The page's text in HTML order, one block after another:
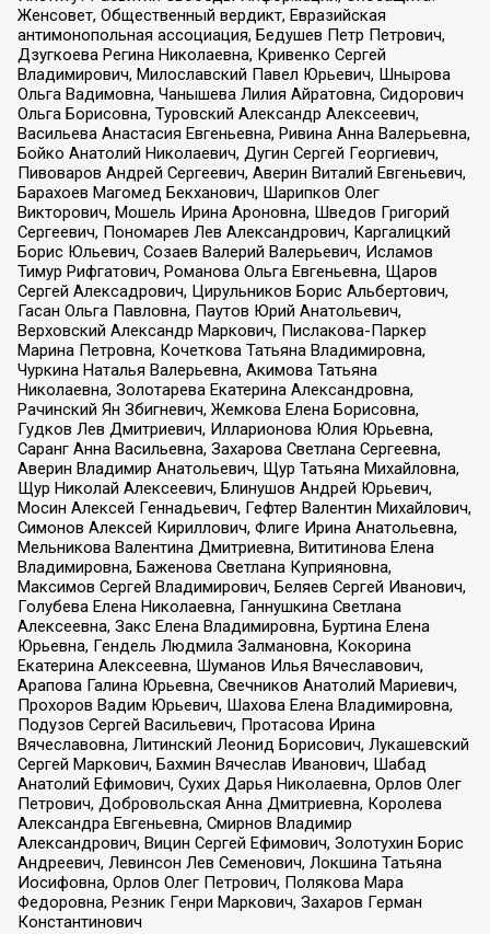
Женсовет, Общественный вердикт, Евразийская
антимонопольная ассоциация, Бедушев Петр Петрович,
Дзугкоева Регина Николаевна, Кривенко Сергей
Владимирович, Милославский Павел Юрьевич, Шнырова
Ольга Вадимовна, Чанышева Лилия Айратовна, Сидорович
Ольга Борисовна, Туровский Александр Алексеевич,
Васильева Анастасия Евгеньевна, Ривина Анна Валерьевна,
Бойко Анатолий Николаевич, Дугин Сергей Георгиевич,
Пивоваров Андрей Сергеевич, Аверин Виталий Евгеньевич,
Барахоев Магомед Бекханович, Шарипков Олег
Викторович, Мошель Ирина Ароновна, Шведов Григорий
Сергеевич, Пономарев Лев Александрович, Каргалицкий
Борис Юльевич, Созаев Валерий Валерьевич, Исламов
Тимур Рифгатович, Романова Ольга Евгеньевна, Щаров
Сергей Алексадрович, Цирульников Борис Альбертович,
Гасан Ольга Павловна, Паутов Юрий Анатольевич,
Верховский Александр Маркович, Пислакова-Паркер
Марина Петровна, Кочеткова Татьяна Владимировна,
Чуркина Наталья Валерьевна, Акимова Татьяна
Николаевна, Золотарева Екатерина Александровна,
Рачинский Ян Збигневич, Жемкова Елена Борисовна,
Гудков Лев Дмитриевич, Илларионова Юлия Юрьевна,
Саранг Анна Васильевна, Захарова Светлана Сергеевна,
Аверин Владимир Анатольевич, Щур Татьяна Михайловна,
Щур Николай Алексеевич, Блинушов Андрей Юрьевич,
Мосин Алексей Геннадьевич, Гефтер Валентин Михайлович,
Симонов Алексей Кириллович, Флиге Ирина Анатольевна,
Мельникова Валентина Дмитриевна, Вититинова Елена
Владимировна, Баженова Светлана Куприяновна,
Максимов Сергей Владимирович, Беляев Сергей Иванович,
Голубева Елена Николаевна, Ганнушкина Светлана
Алексеевна, Закс Елена Владимировна, Буртина Елена
Юрьевна, Гендель Людмила Залмановна, Кокорина
Екатерина Алексеевна, Шуманов Илья Вячеславович,
Арапова Галина Юрьевна, Свечников Анатолий Мариевич,
Прохоров Вадим Юрьевич, Шахова Елена Владимировна,
Подузов Сергей Васильевич, Протасова Ирина
Вячеславовна, Литинский Леонид Борисович, Лукашевский
Сергей Маркович, Бахмин Вячеслав Иванович, Шабад
Анатолий Ефимович, Сухих Дарья Николаевна, Орлов Олег
Петрович, Добровольская Анна Дмитриевна, Королева
Александра Евгеньевна, Смирнов Владимир
Александрович, Вицин Сергей Ефимович, Золотухин Борис
Андреевич, Левинсон Лев Семенович, Локшина Татьяна
Иосифовна, Орлов Олег Петрович, Полякова Мара
Федоровна, Резник Генри Маркович, Захаров Герман
Константинович